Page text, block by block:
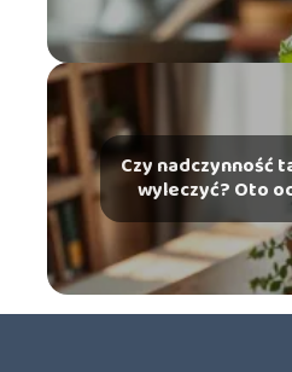
Czy nadczynność
wyleczyć? Oto